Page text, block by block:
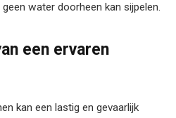
water doorheen kan sijpelen.
een ervaren
kan een lastig en gevaarlijk